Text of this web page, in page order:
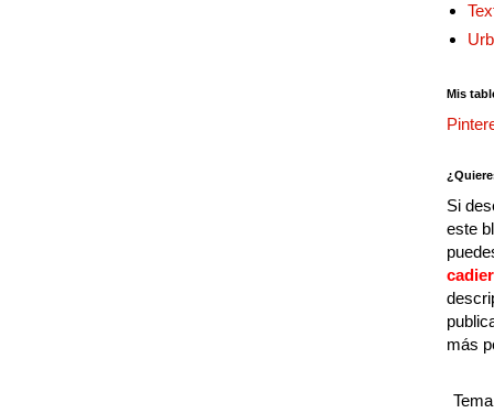
Mis
Si
este
más